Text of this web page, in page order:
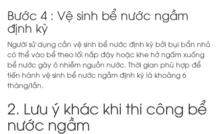
Bước 4 : Vệ sinh bể nước ngầm
định kỳ
Người sử dụng cần vệ sinh bể nước định kỳ bởi bụi bẩn nhỏ
có thể vào bể theo lối nắp đậy hoặc khe hở ngấm xuống
bể nước gây ô nhiễm nguồn nước. Thời gian phù hợp để
tiến hành vệ sinh bể nước ngầm định kỳ là khoảng 6
tháng/lần.
2. Lưu ý khác khi thi công bể
nước ngầm